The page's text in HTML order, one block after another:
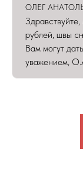
ОЛЕГ
рублей, швы
Вам могут
уважением,